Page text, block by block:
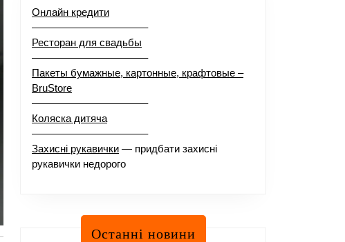
Онлайн кредити
–––––––––––––––––––––
Ресторан для свадьбы
–––––––––––––––––––––
Пакеты бумажные, картонные, крафтовые –
BruStore
–––––––––––––––––––––
Коляска дитяча
–––––––––––––––––––––
Захисні рукавички — придбати захисні
рукавички недорого
Останні новини